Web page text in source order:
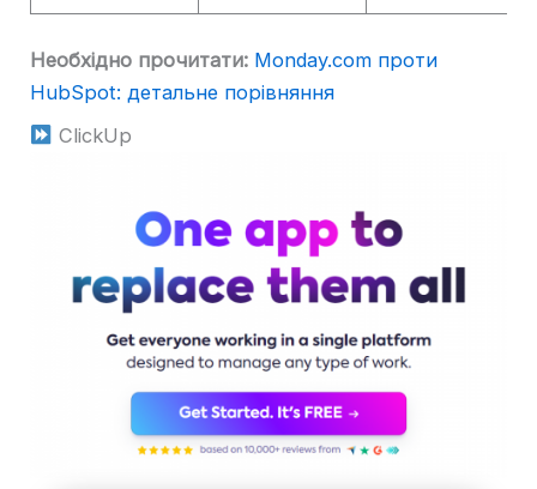
Необхідно прочитати: Monday.com проти
HubSpot: детальне порівняння
ClickUp